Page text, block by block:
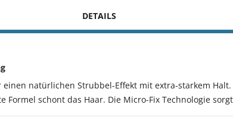
DETAILS
einen natürlichen Strubbel-Effekt mit extra-starkem
Formel schont das Haar. Die Micro-Fix Technologie